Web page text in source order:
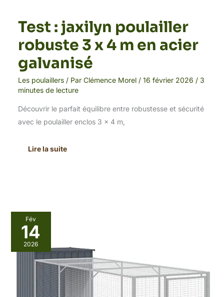
Test : jaxilyn poulailler
robuste 3 x 4 m en acier
galvanisé
Les poulaillers/ Par Clémence Morel / 16 février 2026 / 3
minutes de lecture
Découvrir le parfait équilibre entre robustesse et sécurité
avec le poulailler enclos 3 x 4 m,
Lire la suite
Fév
14
2026
Test
du
poulailler
vidaXL
anthracite
acier
galvanisé
110x405x110
cm